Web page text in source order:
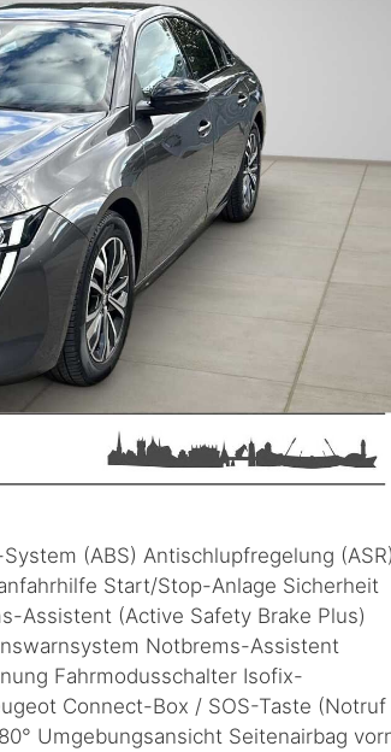
(ABS) Antischlupfregelung (ASR)
Start/Stop-Anlage Sicherheit
Assistent (Active Safety Brake Plus)
Notbrems-Assistent
Fahrmodusschalter Isofix-
Connect-Box / SOS-Taste (Notruf
Umgebungsansicht Seitenairbag